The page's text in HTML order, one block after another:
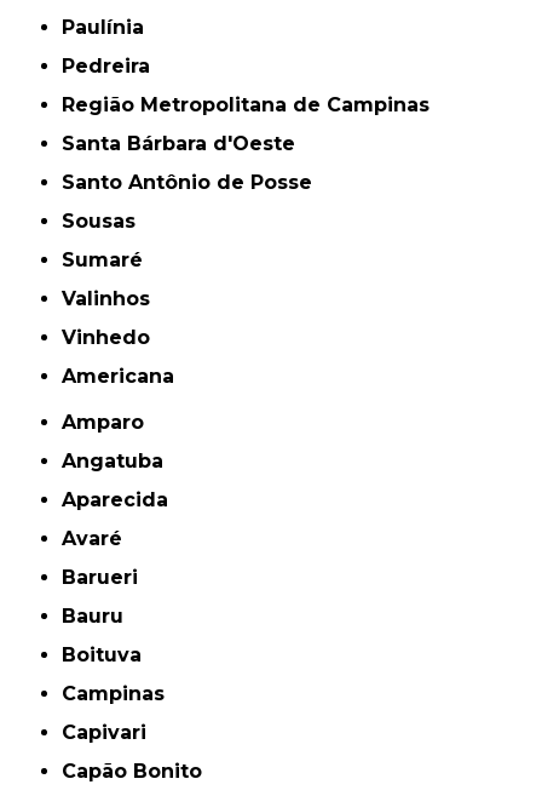
Paulínia
Pedreira
Região Metropolitana de Campinas
Santa Bárbara d'Oeste
Santo Antônio de Posse
Sousas
Sumaré
Valinhos
Vinhedo
americana
Amparo
Angatuba
Aparecida
Avaré
Barueri
Bauru
Boituva
Campinas
Capivari
Capão Bonito